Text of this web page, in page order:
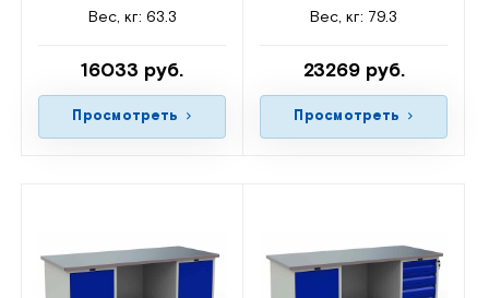
Вес, кг: 63.3
16033 руб.
Просмотреть
Вес, кг: 79.3
23269 руб.
Просмотреть